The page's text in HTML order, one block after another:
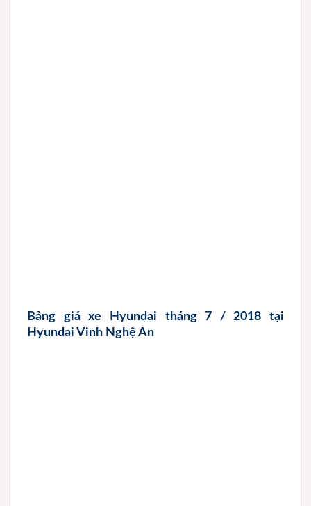
Bảng giá xe Hyundai tháng 7 / 2018 tại
Hyundai Vinh Nghệ An